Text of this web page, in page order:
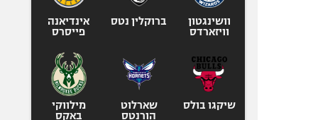
אגרוף
ספורט אולימפי
וושינגטון
וויזארדס
ברוקלין נטס
אינדיאנה
פייסרס
שיקגו בולס
שארלוט
הורנטס
מילווקי
באקס